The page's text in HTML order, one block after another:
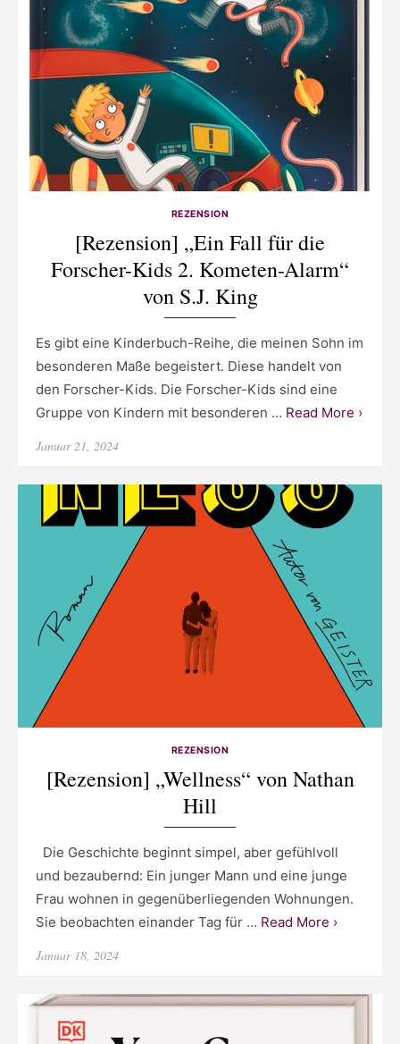
REZENSION
[Rezension] „Ein Fall für die
Forscher-Kids 2. Kometen-Alarm“
von S.J. King
Es gibt eine Kinderbuch-Reihe, die meinen Sohn im
besonderen Maße begeistert. Diese handelt von
den Forscher-Kids. Die Forscher-Kids sind eine
Gruppe von Kindern mit besonderen … Read More ›
Posted
Januar 21, 2024
REZENSION
[Rezension] „Wellness“ von Nathan
Hill
Die Geschichte beginnt simpel, aber gefühlvoll
und bezaubernd: Ein junger Mann und eine junge
Frau wohnen in gegenüberliegenden Wohnungen.
Sie beobachten einander Tag für … Read More ›
Posted
Januar 18, 2024